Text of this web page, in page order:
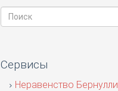
Сервисы
Неравенство Бернулли